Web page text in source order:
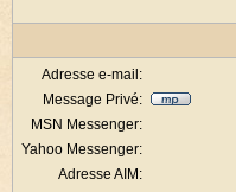
Adresse e-mail:
Message Privé:
MSN Messenger:
Yahoo Messenger:
Adresse AIM: